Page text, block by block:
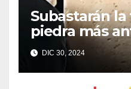
Subastarán
piedra más
Diez
DIC 30, 2024